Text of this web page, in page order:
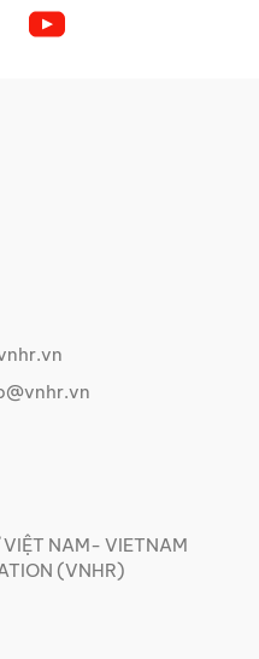
VIỆT NAM- VIETNAM
(VNHR)